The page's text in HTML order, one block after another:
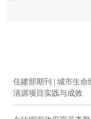
住建部期刊 | 城市生
清源项目实践与成效